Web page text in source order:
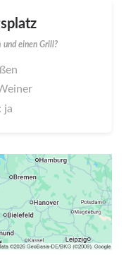
und einen Grill?
ja